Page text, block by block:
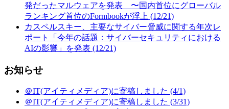
発だったマルウェアを発表 〜国内首位にグローバル
ランキング首位のFormbookが浮上 (12/21)
カスペルスキー、主要なサイバー脅威に関する年次レ
ポート「今年の話題：サイバーセキュリティにおける
AIの影響」を発表 (12/21)
お知らせ
＠IT(アイティメディア)に寄稿しました (4/1)
＠IT(アイティメディア)に寄稿しました (3/31)